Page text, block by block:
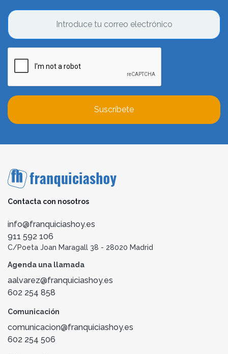
Suscríbete
Contacta con nosotros
info@franquiciashoy.es
911 592 106
C/Poeta Joan Maragall 38 - 28020 Madrid
Agenda una llamada
aalvarez@franquiciashoy.es
602 254 858
Comunicación
comunicacion@franquiciashoy.es
602 254 506